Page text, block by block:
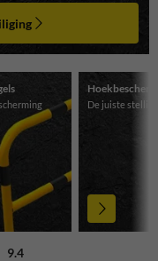
De juiste
9.4